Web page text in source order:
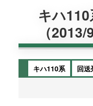
キハ
（2013/
キハ110系 回送